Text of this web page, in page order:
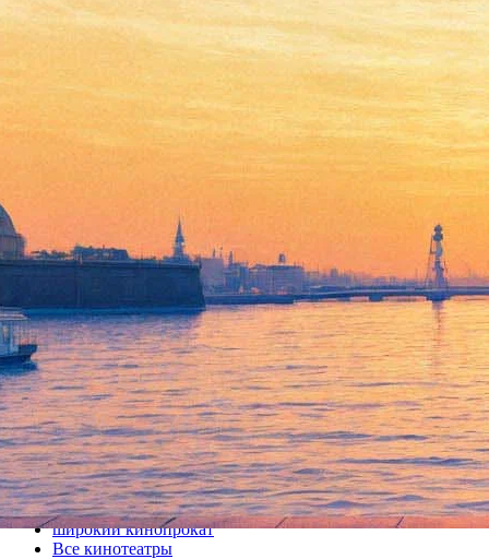
Кафе де Флор
03 мая 2012, четверг-31 мая 2012, четверг
Версия для печати
Все кино
широкий кинопрокат
Все кинотеатры